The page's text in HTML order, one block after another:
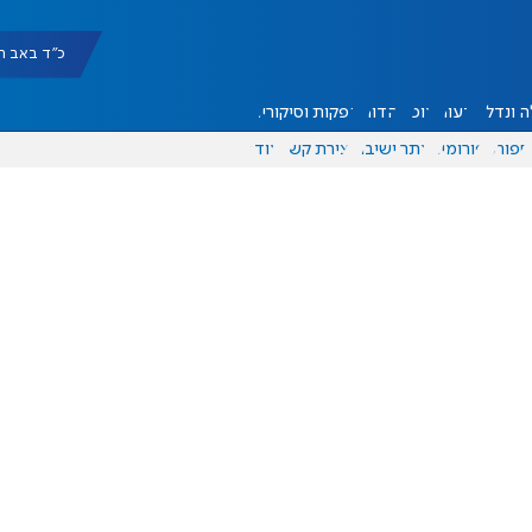
כ"ד באב תשפ"ו
ונדל"ן דעות אוכל יהדות הפקות וסיקורים
ספורט פורומים אתר ישיבה יצירת קשר עוד